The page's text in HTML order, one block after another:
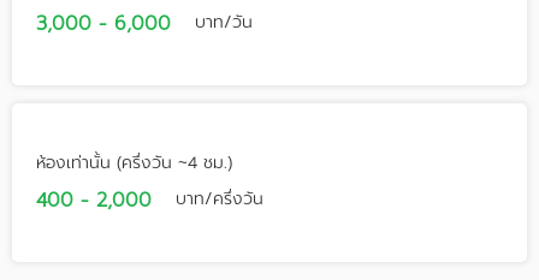
3,000 - 6,000 บาท/วัน
ห้องเท่านั้น (ครึ่งวัน ~4 ชม.)
400 - 2,000 บาท/ครึ่งวัน